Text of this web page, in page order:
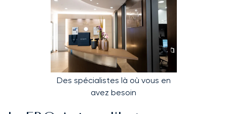
Des spécialistes là où vous en
avez besoin